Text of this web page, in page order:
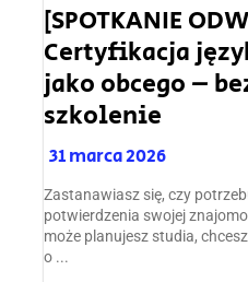
[SPOTKANIE
Certyfikacja
jako obcego –
szkolenie
31 marca 2026
Zastanawiasz się, czy
potwierdzenia swojej
może planujesz studia,
o ...